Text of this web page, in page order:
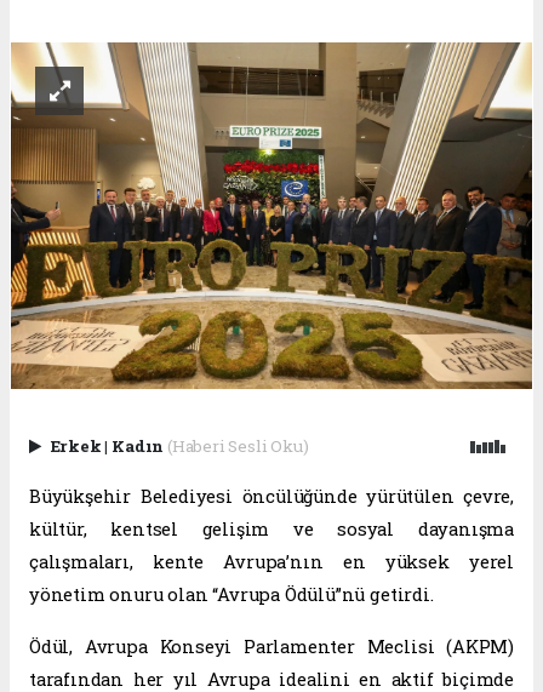
Erkek| Kadın (Haberi Sesli Oku)
Büyükşehir Belediyesi öncülüğünde yürütülen çevre,
kültür, kentsel gelişim ve sosyal dayanışma
çalışmaları, kente Avrupa’nın en yüksek yerel
yönetim onuru olan “Avrupa Ödülü”nü getirdi.
Ödül, Avrupa Konseyi Parlamenter Meclisi (AKPM)
tarafından her yıl Avrupa idealini en aktif biçimde